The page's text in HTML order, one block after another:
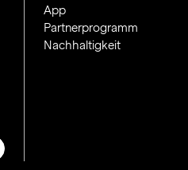
App
Partnerprogramm
Nachhaltigkeit